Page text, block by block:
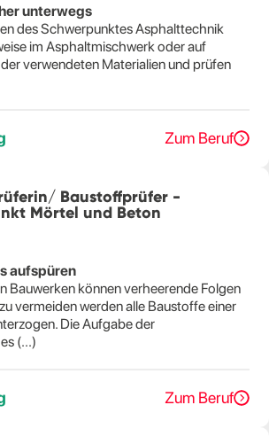
unterwegs
des Schwerpunktes Asphalttechnik
im Asphaltmischwerk oder auf
verwendeten Materialien und prüfen
Zum Beruf
Baustoffprüfer -
Mörtel und Beton
aufspüren
Bauwerken können verheerende Folgen
vermeiden werden alle Baustoffe einer
Die Aufgabe der
(...)
Zum Beruf